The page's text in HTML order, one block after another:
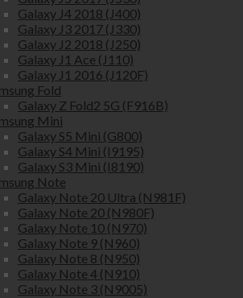
Galaxy J4 2018 (J400)
Galaxy J3 2017 (J330)
Galaxy J2 2018 (J250)
Galaxy J1 Ace (J110)
Galaxy J1 2016 (J120F)
Fold
Galaxy Z Fold2 5G (F916B)
Mini
Galaxy S5 Mini (G800)
Galaxy S4 Mini (I9195)
Galaxy S3 Mini (I8190)
Note
Galaxy Note 20 Ultra (N981F)
Galaxy Note 20 (N980F)
Galaxy Note 10 (N970)
Galaxy Note 9 (N960)
Galaxy Note 8 (N950)
Galaxy Note 4 (N910)
Galaxy Note 3 (N9005)